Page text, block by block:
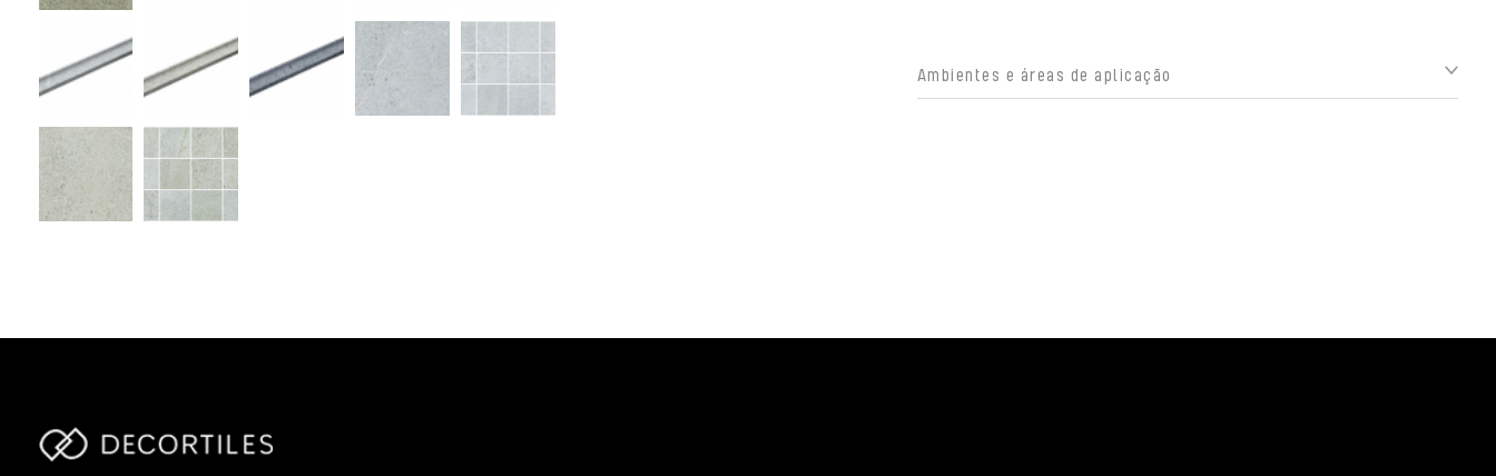
Ambientes e áreas de aplicação